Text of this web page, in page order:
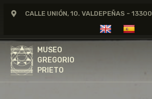
CALLE UNIÓN, 10. VALDEPEÑAS - 13300
MUSEO
GREGORIO
PRIETO
MUSEO
GREGORIO
GREGORIO PRIETO